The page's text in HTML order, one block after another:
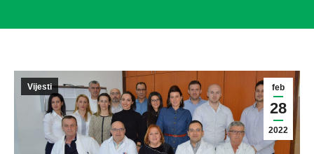
feb
28
2022
Vijesti